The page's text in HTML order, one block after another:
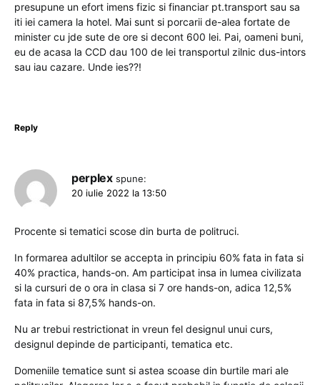
presupune un efort imens fizic si financiar pt.transport sau sa
iti iei camera la hotel. Mai sunt si porcarii de-alea fortate de
minister cu jde sute de ore si decont 600 lei. Pai, oameni buni,
eu de acasa la CCD dau 100 de lei transportul zilnic dus-intors
sau iau cazare. Unde ies??!
Reply
perplex spune:
20 iulie 2022 la 13:50
Procente si tematici scose din burta de politruci.
In formarea adultilor se accepta in principiu 60% fata in fata si
40% practica, hands-on. Am participat insa in lumea civilizata
si la cursuri de o ora in clasa si 7 ore hands-on, adica 12,5%
fata in fata si 87,5% hands-on.
Nu ar trebui restrictionat in vreun fel designul unui curs,
designul depinde de participanti, tematica etc.
Domeniile tematice sunt si astea scoase din burtile mari ale